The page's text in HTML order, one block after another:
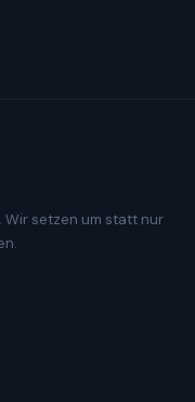
Wir setzen um statt nur